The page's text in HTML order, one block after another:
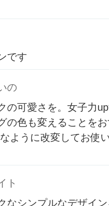
です
の
の可愛さを。女子力
の色も変えることを
ように改変してお使
ト
なシンプルなデザイ